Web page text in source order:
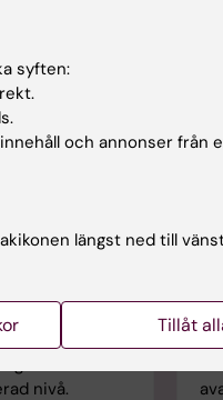
och
de
nivå.
syften:
och annonser från
längst ned till
Tillåt